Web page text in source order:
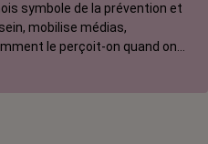
symbole de la prévention et
mobilise médias,
le perçoit-on quand on